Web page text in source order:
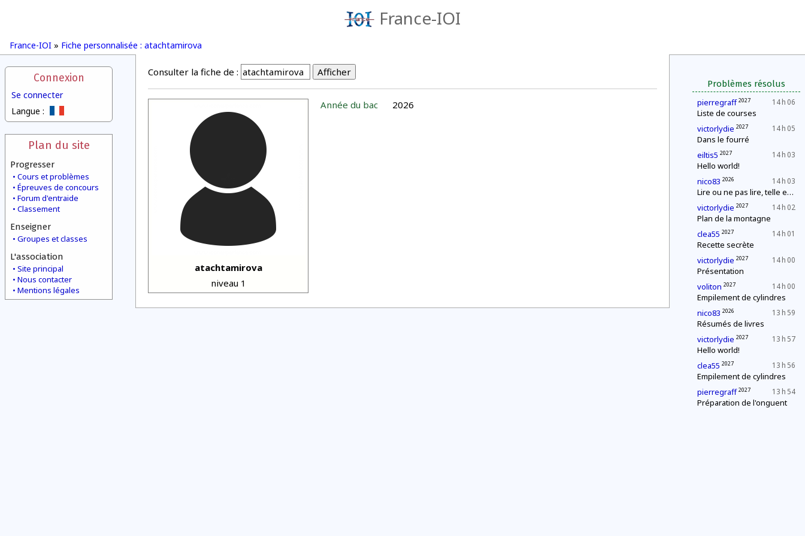
France-IOI
France-IOI » Fiche personnalisée : atachtamirova
Connexion
Se connecter
Langue :
Plan du site
Progresser
Cours et problèmes
Épreuves de concours
Forum d'entraide
Classement
Enseigner
Groupes et classes
L'association
Site principal
Nous contacter
Mentions légales
Problèmes résolus
14 h 06
pierregraff 2027
Liste de courses
14 h 05
victorlydie 2027
Dans le fourré
14 h 03
eiltis5 2027
Hello world!
14 h 03
nico83 2026
Lire ou ne pas lire, telle est la question
14 h 02
victorlydie 2027
Plan de la montagne
14 h 01
clea55 2027
Recette secrète
14 h 00
victorlydie 2027
Présentation
14 h 00
voliton 2027
Empilement de cylindres
13 h 59
nico83 2026
Résumés de livres
13 h 57
victorlydie 2027
Hello world!
13 h 56
clea55 2027
Empilement de cylindres
13 h 54
pierregraff 2027
Préparation de l'onguent
Consulter la fiche de :
atachtamirova
niveau 1
Année du bac 2026